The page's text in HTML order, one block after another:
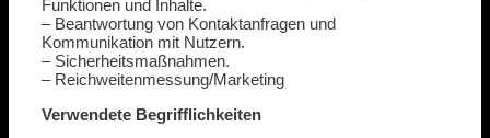
Funktionen und Inhalte.
– Beantwortung von Kontaktanfragen und
Kommunikation mit Nutzern.
– Sicherheitsmaßnahmen.
– Reichweitenmessung/Marketing
Verwendete Begrifflichkeiten